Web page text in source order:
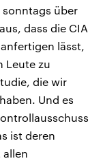
über
dass die CIA
lässt,
Leute zu
die wir
Und es
ist deren
allen